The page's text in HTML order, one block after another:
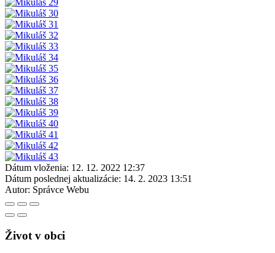
Dátum vloženia: 12. 12. 2022 12:37
Dátum poslednej aktualizácie: 14. 2. 2023 13:51
Autor: Správce Webu
Život v obci